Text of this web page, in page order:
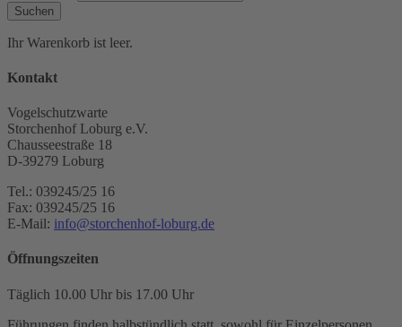
Suchen
Ihr Warenkorb ist leer.
Kontakt
Vogelschutzwarte
Storchenhof Loburg e.V.
Chausseestraße 18
D-39279 Loburg
Tel.: 039245/25 16
Fax: 039245/25 16
E-Mail: info@storchenhof-loburg.de
Öffnungszeiten
Täglich 10.00 Uhr bis 17.00 Uhr